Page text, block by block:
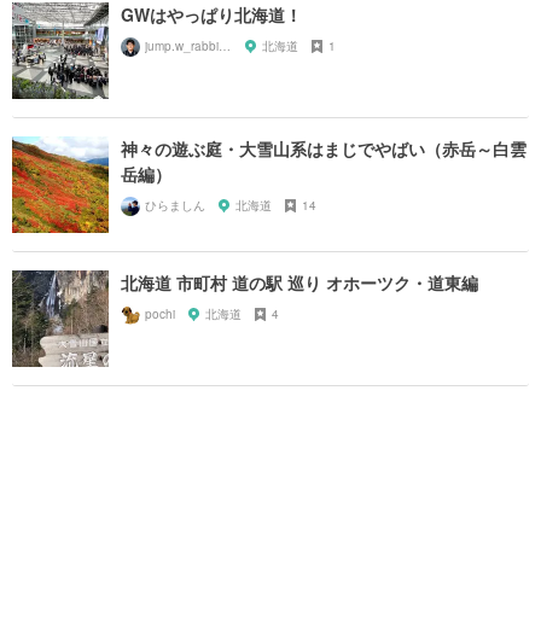
GWはやっぱり北海道！
jump.w_rabbitkun 北海道 1
神々の遊ぶ庭・大雪山系はまじでやばい（赤岳～白雲
岳編）
ひらましん 北海道 14
北海道 市町村 道の駅 巡り オホーツク・道東編
pochi 北海道 4